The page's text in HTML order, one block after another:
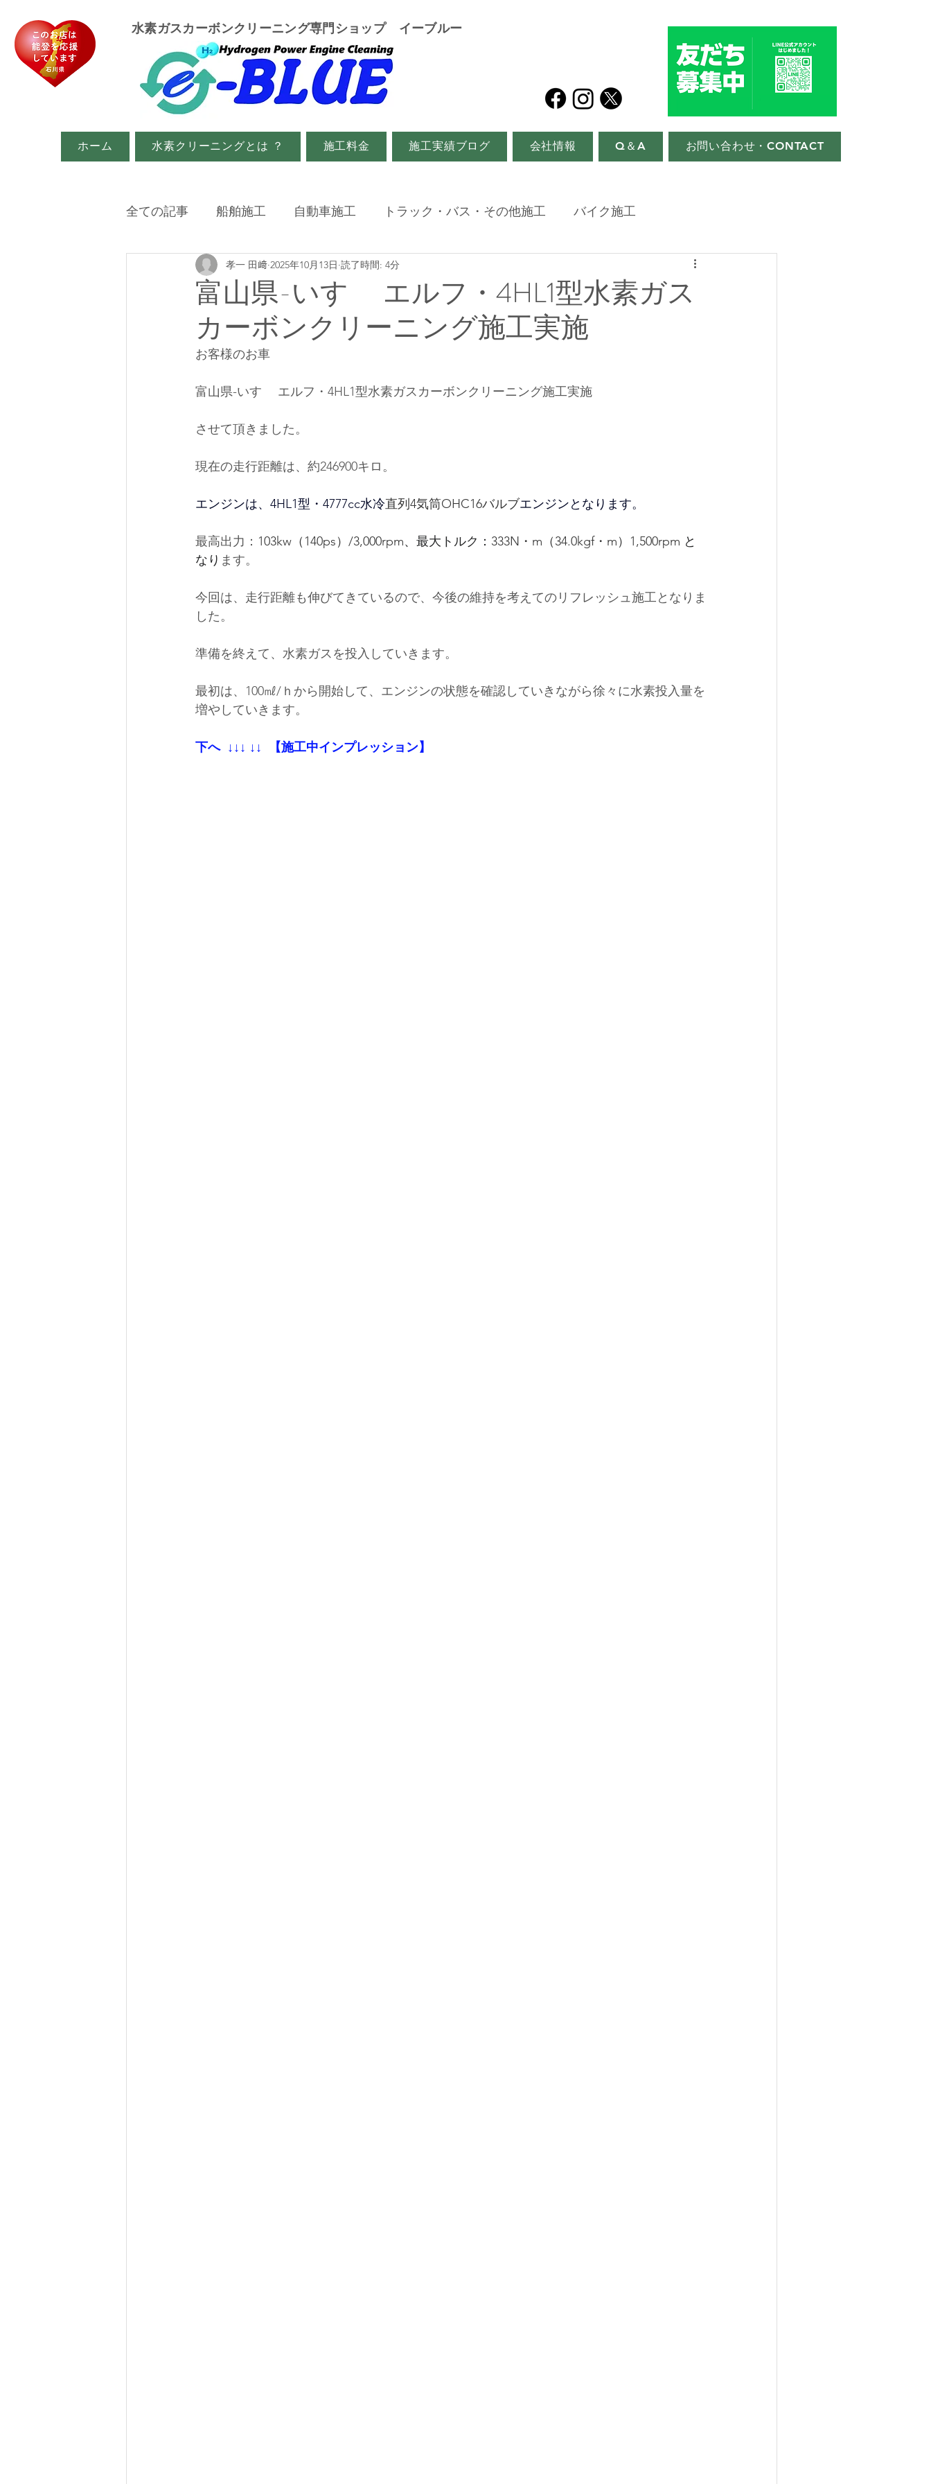
​水素ガスカーボンクリーニング専門ショップ イーブルー
ホーム 水素クリーニングとは ？ 施工料金 施工実績ブログ 会社情報 Q＆A お問い合わせ・CONTACT
全ての記事 船舶施工 自動車施工 トラック・バス・その他施工 バイク施工
イベント・メディア関係
富山県-いすゞ エルフ・4HL1型水素ガス
カーボンクリーニング施工実施
孝一 田﨑 2025年10月13日 読了時間: 4分
お客様のお車
富山県-いすゞ エルフ・4HL1型水素ガスカーボンクリーニング施工実施
させて頂きました。
現在の走行距離は、約246900キロ。
エンジンは、4HL1型・4777cc水冷直列4気筒OHC16バルブエンジンとなります。
最高出力： 103kw（140ps）/3,000rpm、最大トルク： 333N・m（34.0kgf・m）1,500rpm と
なり ます。
今回は、走行距離も伸びてきているので、 今後の維持を考えてのリフレッシュ施工となりま
した。
準備を終えて、水素ガスを投入していきます。
最初は、100㎖/ｈから開始して、エンジンの状態を確認していきながら徐々に水素投入量を
増やしていきます。
下へ  ↓↓↓ ↓↓  【施工中インプレッション】